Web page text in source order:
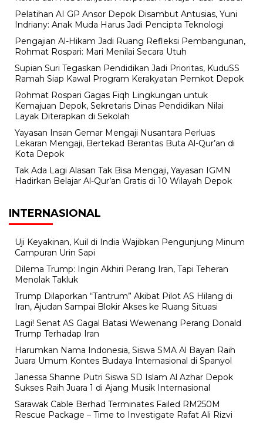
Pelatihan AI GP Ansor Depok Disambut Antusias, Yuni
Indriany: Anak Muda Harus Jadi Pencipta Teknologi
Pengajian Al-Hikam Jadi Ruang Refleksi Pembangunan,
Rohmat Rospari: Mari Menilai Secara Utuh
Supian Suri Tegaskan Pendidikan Jadi Prioritas, KuduSS
Ramah Siap Kawal Program Kerakyatan Pemkot Depok
Rohmat Rospari Gagas Fiqh Lingkungan untuk
Kemajuan Depok, Sekretaris Dinas Pendidikan Nilai
Layak Diterapkan di Sekolah
Yayasan Insan Gemar Mengaji Nusantara Perluas
Lekaran Mengaji, Bertekad Berantas Buta Al-Qur’an di
Kota Depok
Tak Ada Lagi Alasan Tak Bisa Mengaji, Yayasan IGMN
Hadirkan Belajar Al-Qur’an Gratis di 10 Wilayah Depok
INTERNASIONAL
Uji Keyakinan, Kuil di India Wajibkan Pengunjung Minum
Campuran Urin Sapi
Dilema Trump: Ingin Akhiri Perang Iran, Tapi Teheran
Menolak Takluk
Trump Dilaporkan “Tantrum” Akibat Pilot AS Hilang di
Iran, Ajudan Sampai Blokir Akses ke Ruang Situasi
Lagi! Senat AS Gagal Batasi Wewenang Perang Donald
Trump Terhadap Iran
Harumkan Nama Indonesia, Siswa SMA Al Bayan Raih
Juara Umum Kontes Budaya Internasional di Spanyol
Janessa Shanne Putri Siswa SD Islam Al Azhar Depok
Sukses Raih Juara 1 di Ajang Musik Internasional
Sarawak Cable Berhad Terminates Failed RM250M
Rescue Package – Time to Investigate Rafat Ali Rizvi